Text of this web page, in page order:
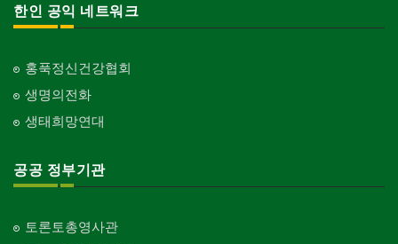
한인 공익 네트워크
홍푹정신건강협회
생명의전화
생태희망연대
공공 정부기관
토론토총영사관